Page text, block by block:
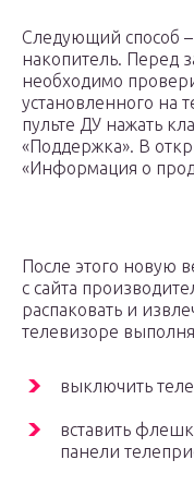
Следующий способ
накопитель. Перед
необходимо
установленного на
пульте ДУ нажать
«Поддержка». В
«Информация о
После этого новую
с сайта
распаковать и
телевизоре
выключить
вставить
панели